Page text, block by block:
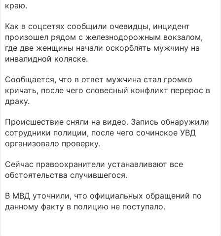
краю.
Как в соцсетях сообщили очевидцы, инцидент
произошел рядом с железнодорожным вокзалом,
где две женщины начали оскорблять мужчину на
инвалидной коляске.
Сообщается, что в ответ мужчина стал громко
кричать, после чего словесный конфликт перерос в
драку.
Происшествие сняли на видео. Запись обнаружили
сотрудники полиции, после чего сочинское УВД
организовало проверку.
Сейчас правоохранители устанавливают все
обстоятельства случившегося.
В МВД уточнили, что официальных обращений по
данному факту в полицию не поступало.